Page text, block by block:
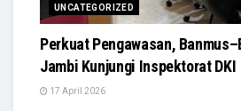
UNCATEGORIZED
Perkuat Pengawasan,
Jambi Kunjungi Inspektorat DKI
17 April 2026